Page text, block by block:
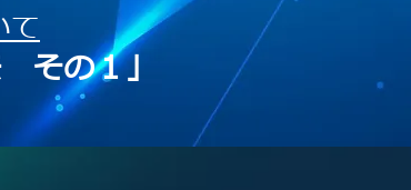
て
その１」